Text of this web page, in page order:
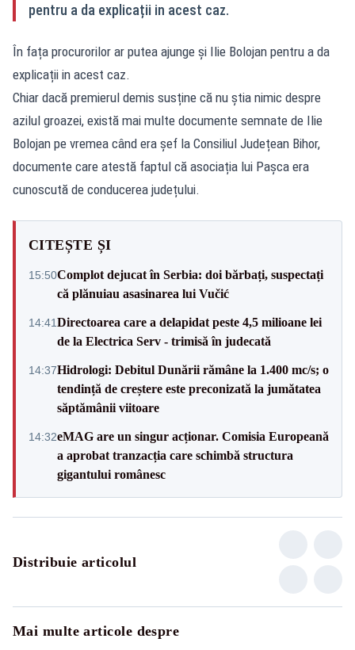
pentru a da explicații in acest caz.
În fața procurorilor ar putea ajunge și Ilie Bolojan pentru a da
explicații in acest caz.
Chiar dacă premierul demis susține că nu știa nimic despre
azilul groazei, există mai multe documente semnate de Ilie
Bolojan pe vremea când era șef la Consiliul Județean Bihor,
documente care atestă faptul că asociația lui Pașca era
cunoscută de conducerea județului.
CITEȘTE ȘI
15:50Complot dejucat în Serbia: doi bărbați, suspectați
că plănuiau asasinarea lui Vučić
14:41Directoarea care a delapidat peste 4,5 milioane lei
de la Electrica Serv - trimisă în judecată
14:37Hidrologi: Debitul Dunării rămâne la 1.400 mc/s; o
tendință de creștere este preconizată la jumătatea
săptămânii viitoare
14:32eMAG are un singur acționar. Comisia Europeană
a aprobat tranzacția care schimbă structura
gigantului românesc
Distribuie articolul
Mai multe articole despre